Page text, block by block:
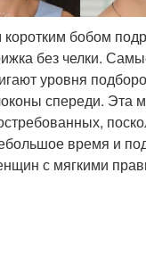
бобом
без челки.
уровня
спереди. Эта
время и
с мягкими